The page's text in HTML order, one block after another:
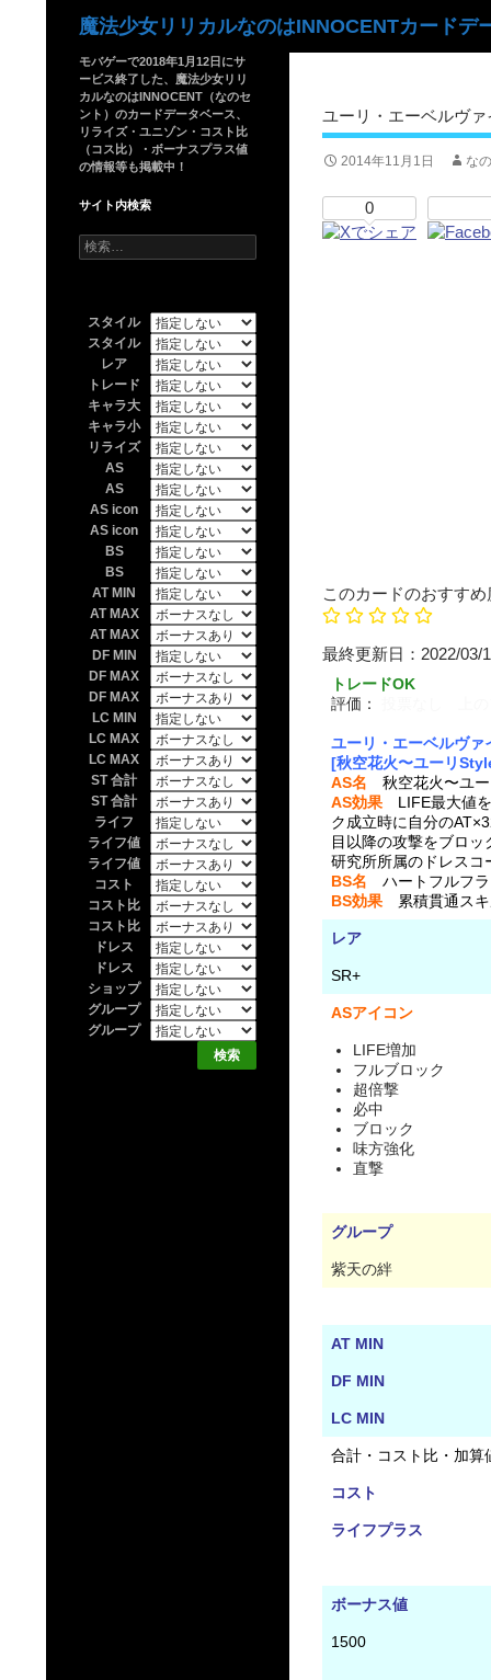
魔法少女リリカルなのはINNOCENTカードデ
ユーリ・エーベルヴ
2014年11月1日 な
0
このカードのおすすめ
最終更新日
トレードOK
評価：
ユーリ・エーベルヴァ
[秋空花火〜ユーリ
AS名 秋空花火〜ユ
AS効果 LIFE最大値
ク成立時に自分の
目以降の攻撃をブロ
研究所所属のドレスコ
BS名 ハートフルフ
BS効果 累積貫通スキ
レア
SR+
ASアイコン
LIFE増加
フルブロック
超倍撃
必中
ブロック
味方強化
直撃
グループ
紫天の絆
AT MIN
DF MIN
LC MIN
合計・コスト比・加算
コスト
ライフプラス
ボーナス値
1500
モバゲーで2018年1月12日にサ
ービス終了した、魔法少女リリ
カルなのはINNOCENT（なのセ
ント）のカードデータベース、
リライズ・ユニゾン・コスト比
（コス比）・ボーナスプラス値
の情報等も掲載中！
サイト内検索
検
索:
スタイル
スタイル
レア
トレード
キャラ大
キャラ小
リライズ
AS
AS
AS icon
AS icon
BS
BS
AT MIN
AT MAX
AT MAX
DF MIN
DF MAX
DF MAX
LC MIN
LC MAX
LC MAX
ST 合計
ST 合計
ライフ
ライフ値
ライフ値
コスト
コスト比
コスト比
ドレス
ドレス
ショップ
グループ
グループ